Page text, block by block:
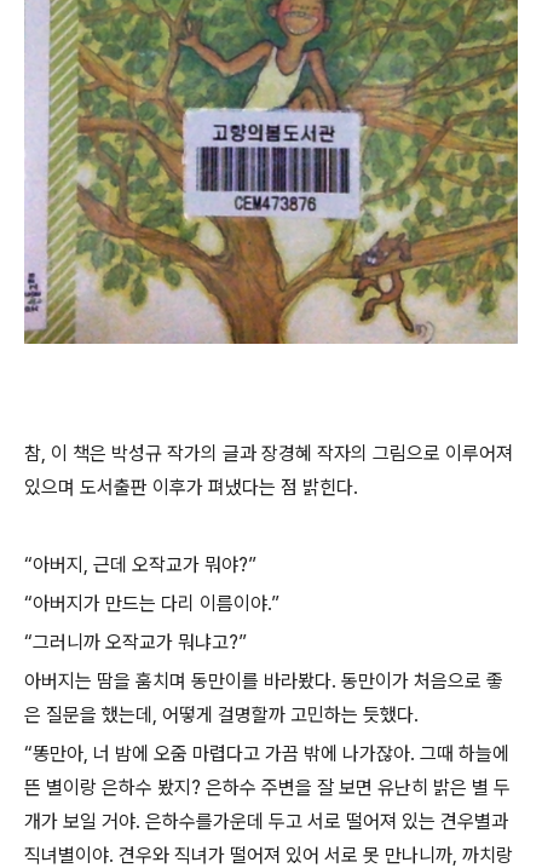
참, 이 책은 박성규 작가의 글과 장경혜 작자의 그림으로 이루어져
있으며 도서출판 이후가 펴냈다는 점 밝힌다.
“아버지, 근데 오작교가 뭐야?”
“아버지가 만드는 다리 이름이야.”
“그러니까 오작교가 뭐냐고?”
아버지는 땀을 훔치며 동만이를 바라봤다. 동만이가 처음으로 좋
은 질문을 했는데, 어떻게 걸명할까 고민하는 듯했다.
“똥만아, 너 밤에 오줌 마렵다고 가끔 밖에 나가잖아. 그때 하늘에
뜬 별이랑 은하수 봤지? 은하수 주변을 잘 보면 유난히 밝은 별 두
개가 보일 거야. 은하수를가운데 두고 서로 떨어져 있는 견우별과
직녀별이야. 견우와 직녀가 떨어져 있어 서로 못 만나니까, 까치랑